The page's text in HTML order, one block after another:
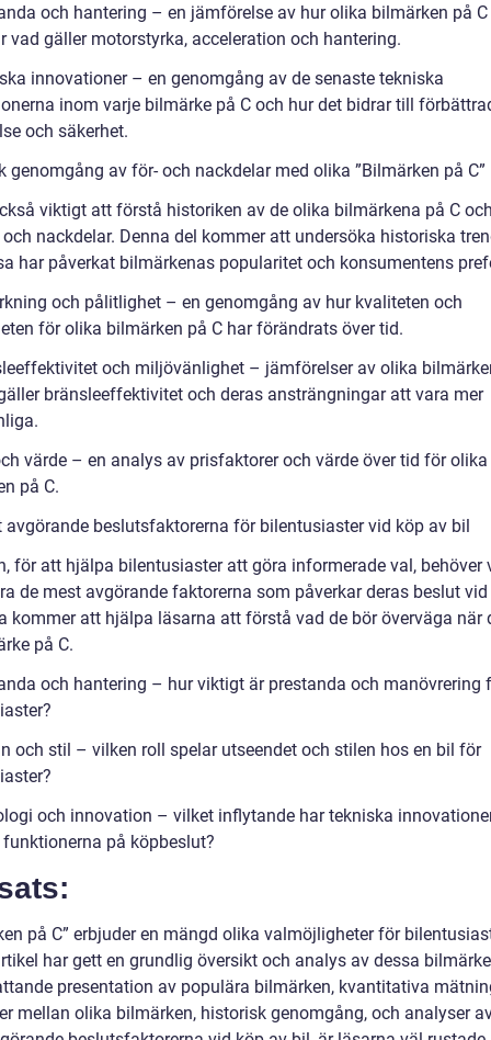
och hantering – en jämförelse av hur olika bilmärken på C
vad gäller motorstyrka, acceleration och hantering.
innovationer – en genomgång av de senaste tekniska
inom varje bilmärke på C och hur det bidrar till
och säkerhet.
genomgång av för- och nackdelar med olika ”Bilmärken på C”
viktigt att förstå historiken av de olika bilmärkena på C
nackdelar. Denna del kommer att undersöka historiska
har påverkat bilmärkenas popularitet och konsumentens
och pålitlighet – en genomgång av hur kvaliteten och
för olika bilmärken på C har förändrats över tid.
och miljövänlighet – jämförelser av olika
bränsleeffektivitet och deras ansträngningar att vara mer
värde – en analys av prisfaktorer och värde över tid för olika
på C.
avgörande beslutsfaktorerna för bilentusiaster vid köp av bil
för att hjälpa bilentusiaster att göra informerade val, behöver
de mest avgörande faktorerna som påverkar deras beslut
kommer att hjälpa läsarna att förstå vad de bör överväga när
på C.
och hantering – hur viktigt är prestanda och manövrering
och stil – vilken roll spelar utseendet och stilen hos en bil för
och innovation – vilket inflytande har tekniska
på köpbeslut?
på C” erbjuder en mängd olika valmöjligheter för
har gett en grundlig översikt och analys av dessa
presentation av populära bilmärken, kvantitativa
mellan olika bilmärken, historisk genomgång, och analyser